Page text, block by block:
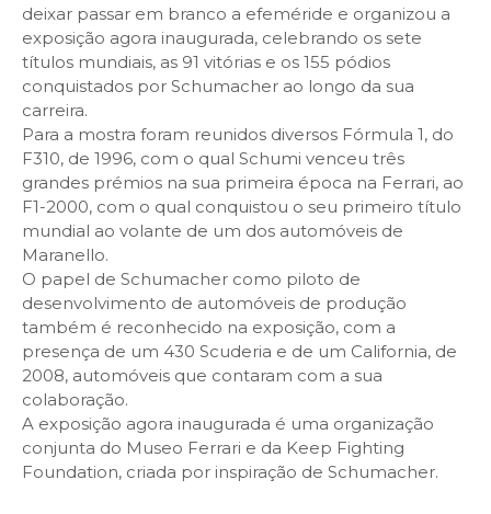
deixar passar em branco a efeméride e organizou a
exposição agora inaugurada, celebrando os sete
títulos mundiais, as 91 vitórias e os 155 pódios
conquistados por Schumacher ao longo da sua
carreira.
Para a mostra foram reunidos diversos Fórmula 1, do
F310, de 1996, com o qual Schumi venceu três
grandes prémios na sua primeira época na Ferrari, ao
F1-2000, com o qual conquistou o seu primeiro título
mundial ao volante de um dos automóveis de
Maranello.
O papel de Schumacher como piloto de
desenvolvimento de automóveis de produção
também é reconhecido na exposição, com a
presença de um 430 Scuderia e de um California, de
2008, automóveis que contaram com a sua
colaboração.
A exposição agora inaugurada é uma organização
conjunta do Museo Ferrari e da Keep Fighting
Foundation, criada por inspiração de Schumacher.